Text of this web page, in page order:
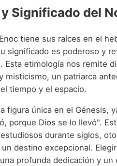
Significado del
tiene sus raíces en el
significado es poderoso y
. Esta etimología nos remite
misticismo, un patriarca
tiempo y el espacio.
figura única en el Génesis,
porque Dios se lo llevó".
durante siglos,
destino excepcional.
profunda dedicación y